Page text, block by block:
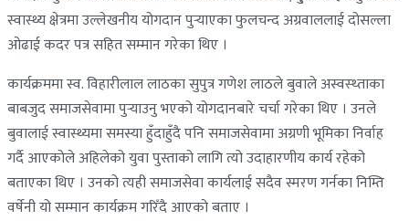
स्वास्थ्य क्षेत्रमा उल्लेखनीय योगदान पुर्‍याएका फुलचन्द अग्रवाललाई दोसल्ला
ओढाई कदर पत्र सहित सम्मान गरेका थिए ।
कार्यक्रममा स्व. विहारीलाल लाठका सुपुत्र गणेश लाठले बुवाले अस्वस्थ्ताका
बाबजुद समाजसेवामा पुर्‍याउनु भएको योगदानबारे चर्चा गरेका थिए । उनले
बुवालाई स्वास्थ्यमा समस्या हुँदाहुँदै पनि समाजसेवामा अग्रणी भूमिका निर्वाह
गर्दै आएकोले अहिलेको युवा पुस्ताको लागि त्यो उदाहारणीय कार्य रहेको
बताएका थिए । उनको त्यही समाजसेवा कार्यलाई सदैव स्मरण गर्नका निम्ति
वर्षेनी यो सम्मान कार्यक्रम गरिँदै आएको बताए ।